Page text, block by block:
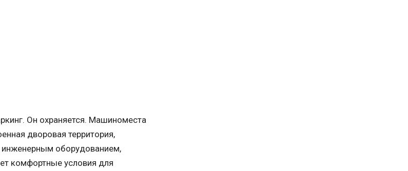
Он охраняется. Машиноместа
дворовая территория,
оборудованием,
комфортные условия для